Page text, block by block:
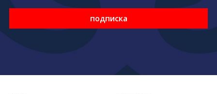
подписка